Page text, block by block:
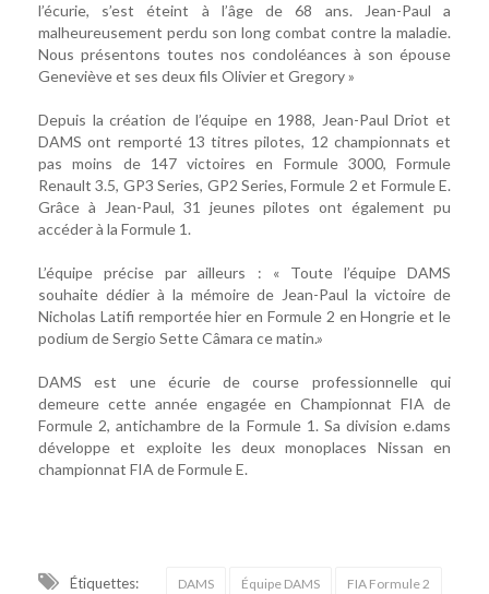
l’écurie, s’est éteint à l’âge de 68 ans. Jean-Paul a
malheureusement perdu son long combat contre la maladie.
Nous présentons toutes nos condoléances à son épouse
Geneviève et ses deux fils Olivier et Gregory »
Depuis la création de l’équipe en 1988, Jean-Paul Driot et
DAMS ont remporté 13 titres pilotes, 12 championnats et
pas moins de 147 victoires en Formule 3000, Formule
Renault 3.5, GP3 Series, GP2 Series, Formule 2 et Formule E.
Grâce à Jean-Paul, 31 jeunes pilotes ont également pu
accéder à la Formule 1.
L’équipe précise par ailleurs : « Toute l’équipe DAMS
souhaite dédier à la mémoire de Jean-Paul la victoire de
Nicholas Latifi remportée hier en Formule 2 en Hongrie et le
podium de Sergio Sette Câmara ce matin.»
DAMS est une écurie de course professionnelle qui
demeure cette année engagée en Championnat FIA de
Formule 2, antichambre de la Formule 1. Sa division e.dams
développe et exploite les deux monoplaces Nissan en
championnat FIA de Formule E.
Étiquettes: DAMS Équipe DAMS FIA Formule 2